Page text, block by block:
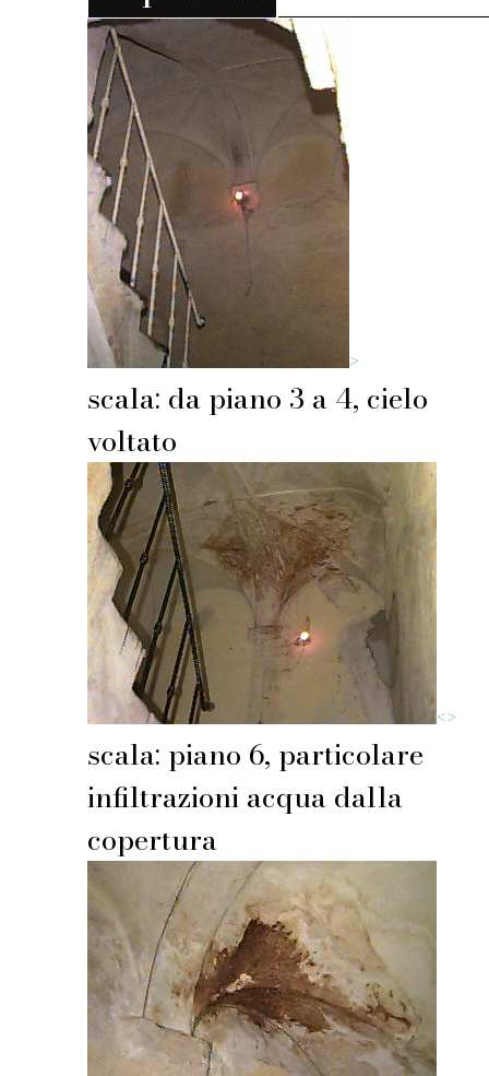
>
scala: da piano 3 a 4, cielo
voltato
<>
scala: piano 6, particolare
infiltrazioni acqua dalla
copertura